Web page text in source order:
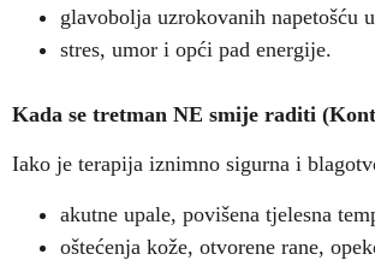
glavobolja uzrokovanih napetošću
stres, umor i opći pad energije.
Kada se tretman NE smije raditi
Iako je terapija iznimno sigurna i
akutne upale, povišena tjelesna
oštećenja kože, otvorene rane,